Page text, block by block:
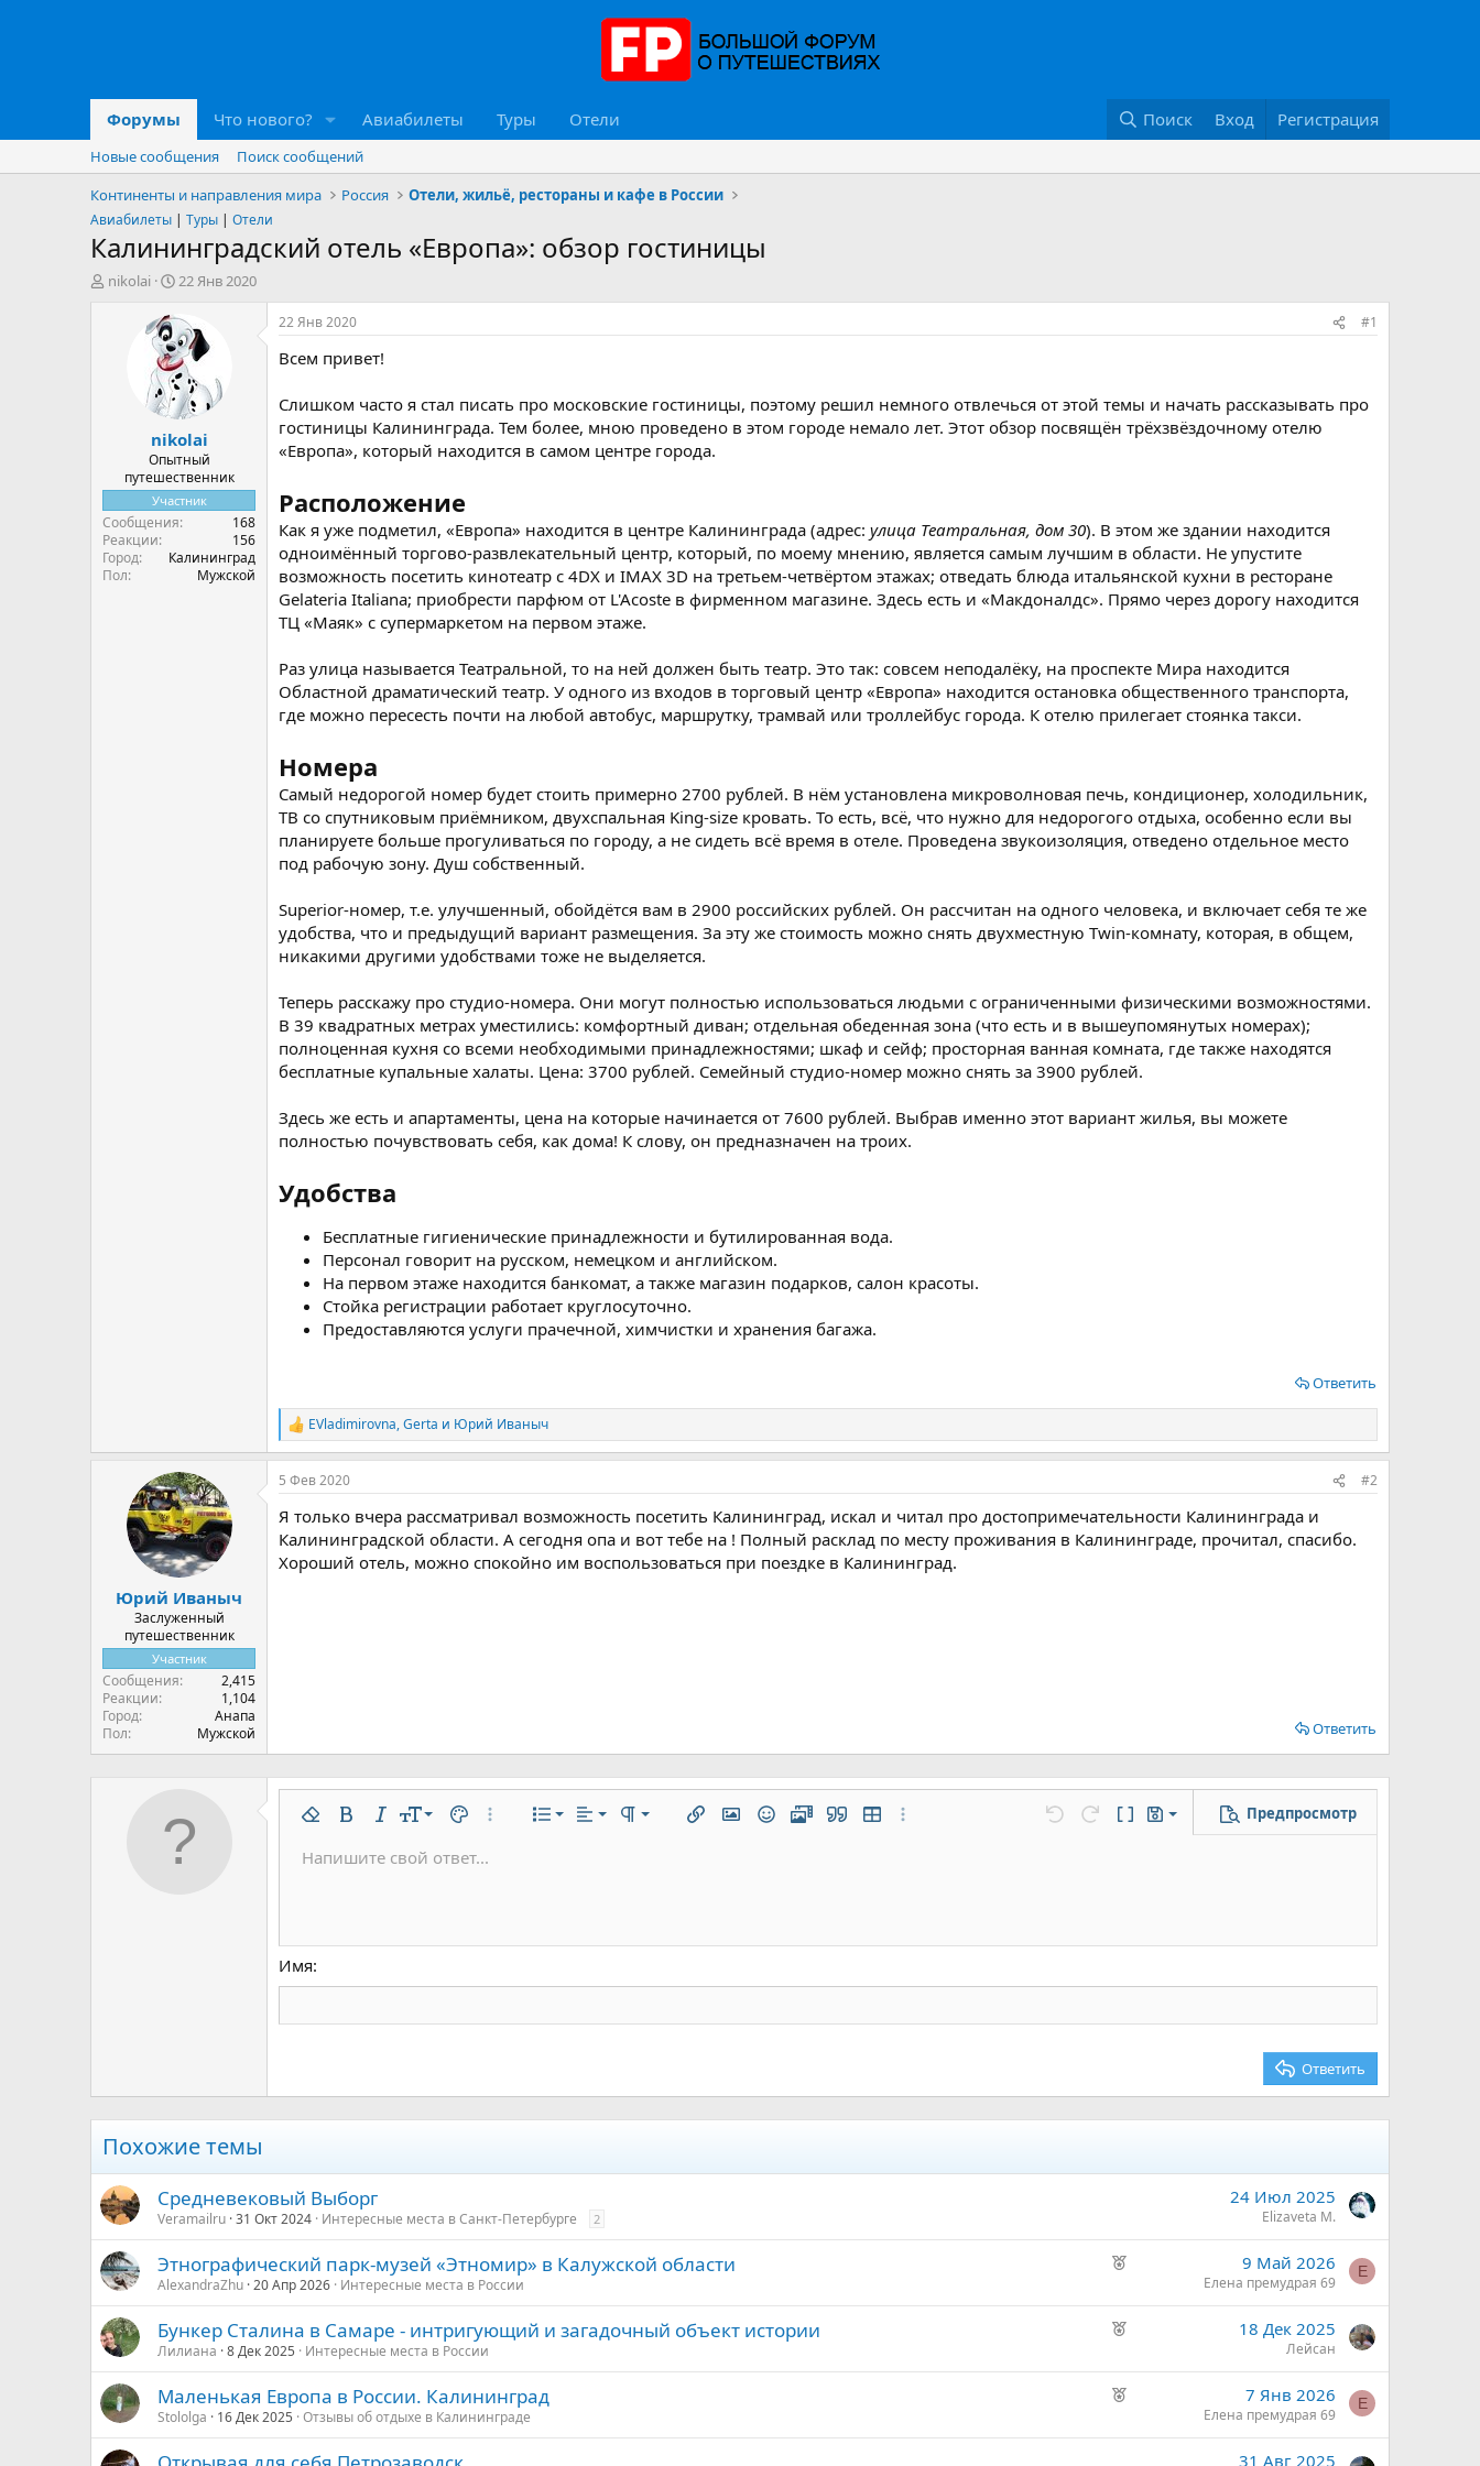
Форумы Что нового? Авиабилеты Туры Отели Поиск Вход Регистрация
Новые сообщения
Поиск сообщений
Континенты и направления мира
Россия Отели, жильё, рестораны и кафе в России
Авиабилеты | Туры | Отели
Калининградский отель «Европа»: обзор гостиницы
А
nikolai
Д
т
а
н
а
ч
а
л
а
22 Янв 2020
nikolai
Опытный
путешественник
Участник
Сообщения
168
Реакции
156
Город
Калининград
Пол
Мужской
22 Янв 2020 #1
Всем привет!
Слишком часто я стал писать про московские гостиницы, поэтому решил немного отвлечься от этой темы и начать рассказывать про
гостиницы Калининграда. Тем более, мною проведено в этом городе немало лет. Этот обзор посвящён трёхзвёздочному отелю
«Европа», который находится в самом центре города.
Расположение
Как я уже подметил, «Европа» находится в центре Калининграда (адрес: улица Театральная, дом 30). В этом же здании находится
одноимённый торгово-развлекательный центр, который, по моему мнению, является самым лучшим в области. Не упустите
возможность посетить кинотеатр с 4DX и IMAX 3D на третьем-четвёртом этажах; отведать блюда итальянской кухни в ресторане
Gelateria Italiana; приобрести парфюм от L'Acoste в фирменном магазине. Здесь есть и «Макдоналдс». Прямо через дорогу находится
ТЦ «Маяк» с супермаркетом на первом этаже.
Раз улица называется Театральной, то на ней должен быть театр. Это так: совсем неподалёку, на проспекте Мира находится
Областной драматический театр. У одного из входов в торговый центр «Европа» находится остановка общественного транспорта,
где можно пересесть почти на любой автобус, маршрутку, трамвай или троллейбус города. К отелю прилегает стоянка такси.
Номера
Самый недорогой номер будет стоить примерно 2700 рублей. В нём установлена микроволновая печь, кондиционер, холодильник,
ТВ со спутниковым приёмником, двухспальная King-size кровать. То есть, всё, что нужно для недорогого отдыха, особенно если вы
планируете больше прогуливаться по городу, а не сидеть всё время в отеле. Проведена звукоизоляция, отведено отдельное место
под рабочую зону. Душ собственный.
Superior-номер, т.е. улучшенный, обойдётся вам в 2900 российских рублей. Он рассчитан на одного человека, и включает себя те же
удобства, что и предыдущий вариант размещения. За эту же стоимость можно снять двухместную Twin-комнату, которая, в общем,
никакими другими удобствами тоже не выделяется.
Теперь расскажу про студио-номера. Они могут полностью использоваться людьми с ограниченными физическими возможностями.
В 39 квадратных метрах уместились: комфортный диван; отдельная обеденная зона (что есть и в вышеупомянутых номерах);
полноценная кухня со всеми необходимыми принадлежностями; шкаф и сейф; просторная ванная комната, где также находятся
бесплатные купальные халаты. Цена: 3700 рублей. Семейный студио-номер можно снять за 3900 рублей.
Здесь же есть и апартаменты, цена на которые начинается от 7600 рублей. Выбрав именно этот вариант жилья, вы можете
полностью почувствовать себя, как дома! К слову, он предназначен на троих.
Удобства
Бесплатные гигиенические принадлежности и бутилированная вода.
Персонал говорит на русском, немецком и английском.
На первом этаже находится банкомат, а также магазин подарков, салон красоты.
Стойка регистрации работает круглосуточно.
Предоставляются услуги прачечной, химчистки и хранения багажа.
Ответить
Р
е
а
к
и
и
:
EVladimirovna,Gerta и Юрий Иваныч
Юрий Иваныч
Заслуженный
путешественник
Участник
Сообщения
2,415
Реакции
1,104
Город
Анапа
Пол
Мужской
5 Фев 2020 #2
Я только вчера рассматривал возможность посетить Калининград, искал и читал про достопримечательности Калининграда и
Калининградской области. А сегодня опа и вот тебе на ! Полный расклад по месту проживания в Калининграде, прочитал, спасибо.
Хороший отель, можно спокойно им воспользоваться при поездке в Калининград.
Ответить
Удалить форматирование
ЖирныйКурсивРазмер шрифта
9
10
18
22
Цвет текста
Дополнительно...
СписокНумерованный список
Выравнивание
По левому краюФормат параграфа
Обычный
Заголовок 3
Вставить ссылку
Вставить изображение
СмайлыМедиаЦитатаВставить таблицу
Дополнительно... Отменить
Повторить
Переключить режим работы редактора
Черновики
Сохранить черновик
Предпросмотр
Шрифт Arial
Tahoma
Times New Roman
Зачёркнутый
Подчёркнутый
Однострочный код
Однострочный спойлер
Вставить горизонтальную линию
Спойлер
Код
Напишите свой ответ...
Имя
Ответить
Похожие темы
Средневековый Выборг
Veramailru 31 Окт 2024 Интересные места в Санкт-Петербурге 2
24 Июл 2025
Elizaveta M.
Р
к
о
е
у
Этнографический парк-музей «Этномир» в Калужской области
AlexandraZhu 20 Апр 2026 Интересные места в России
9 Май 2026
Елена премудрая 69
Е
Р
к
о
е
Бункер Сталина в Самаре - интригующий и загадочный объект истории
Лилиана 8 Дек 2025 Интересные места в России
18 Дек 2025
Лейсан
Р
к
Маленькая Европа в России. Калининград
Stololga 16 Дек 2025 Отзывы об отдыхе в Калининграде
7 Янв 2026
Елена премудрая 69
Е
31 Авг 2025